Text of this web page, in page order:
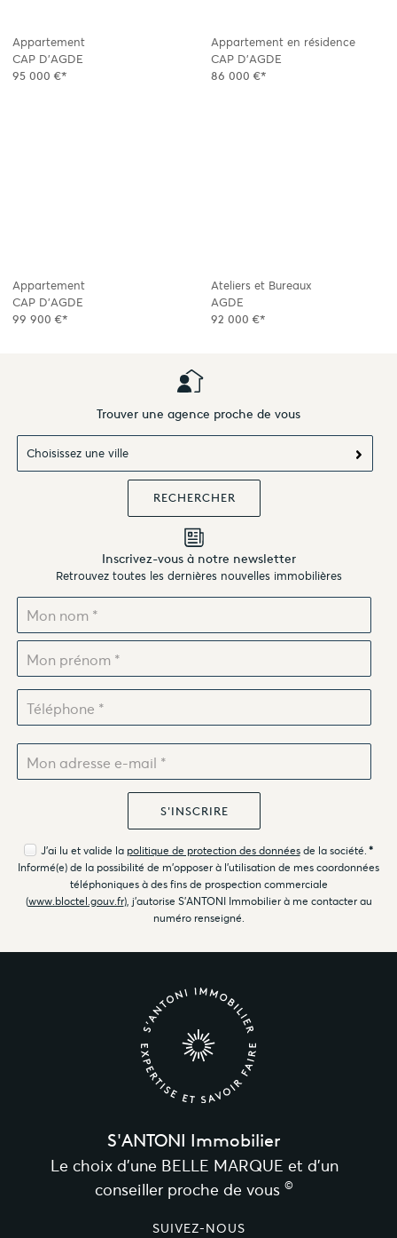
Appartement
CAP D'AGDE
95 000 €*
Appartement en résidence
CAP D'AGDE
86 000 €*
Appartement
CAP D'AGDE
99 900 €*
Ateliers et Bureaux
AGDE
92 000 €*
Trouver une agence proche de vous
Choisissez une ville
Inscrivez-vous à notre newsletter
Retrouvez toutes les dernières nouvelles immobilières
J'ai lu et valide la politique de protection des donnéesde la société. *
Informé(e) de la possibilité de m'opposer à l'utilisation de mes coordonnées
téléphoniques à des fins de prospection commerciale
(www.bloctel.gouv.fr), j'autorise S'ANTONI Immobilier à me contacter au
numéro renseigné.
S'ANTONI Immobilier
Le choix d’une BELLE MARQUE et d’un
conseiller proche de vous ©
SUIVEZ-NOUS